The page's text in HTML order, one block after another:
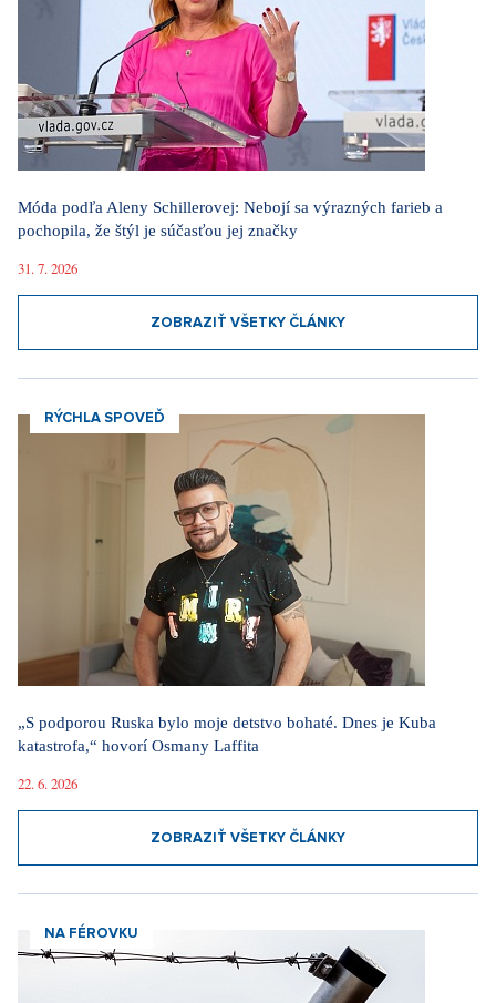
Móda podľa Aleny Schillerovej: Nebojí sa výrazných farieb a
pochopila, že štýl je súčasťou jej značky
31. 7. 2026
ZOBRAZIŤ VŠETKY ČLÁNKY
RÝCHLA SPOVEĎ
„S podporou Ruska bylo moje detstvo bohaté. Dnes je Kuba
katastrofa,“ hovorí Osmany Laffita
22. 6. 2026
ZOBRAZIŤ VŠETKY ČLÁNKY
NA FÉROVKU